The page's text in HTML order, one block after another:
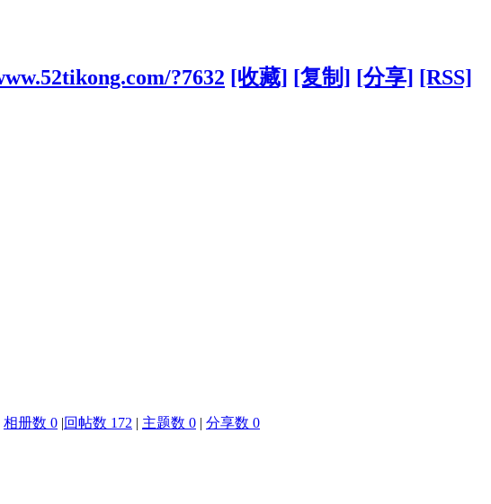
?7632 [收藏] [复制] [分享] [RSS]
相册数 0 |回帖数 172 | 主题数 0 | 分享数 0